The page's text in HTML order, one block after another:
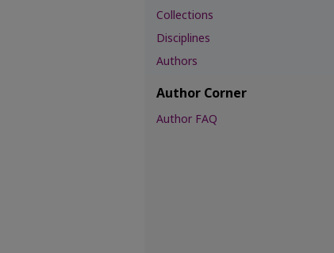
Collections
Disciplines
Authors
Author Corner
Author FAQ